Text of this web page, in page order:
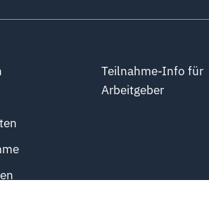
Teilnahme-Info für
Arbeitgeber